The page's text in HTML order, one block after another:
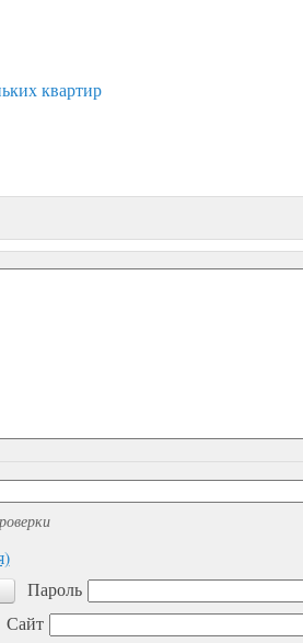
квартир
Пароль
Сайт